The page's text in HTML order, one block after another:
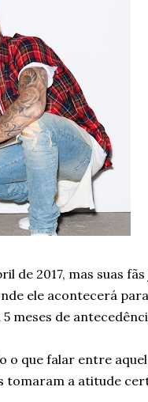
de 2017, mas suas
ele acontecerá
meses de
o que falar entre
tomaram a atitude